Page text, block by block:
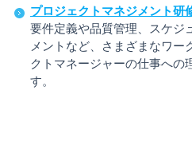
プロジェクトマネジメント研
要件定義や品質管理、スケジ
メントなど、さまざまなワー
クトマネージャーの仕事への
す。